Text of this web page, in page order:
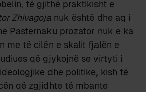
të gjithë praktikisht e
Zhivagoja nuk është dhe aq i
Pasternaku prozator nuk e ka
me të cilën e skalit fjalën e
që gjykojnë se virtyti i
dhe politike, kish të
që zgjidhte të mbante